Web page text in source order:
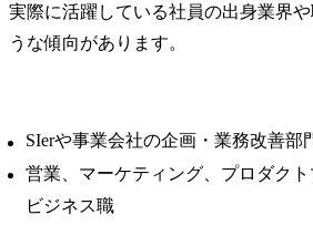
実際に活躍している社員の出身業界
うな傾向があります。
SIerや事業会社の企画・業務改善部
営業、マーケティング、プロダク
ビジネス職